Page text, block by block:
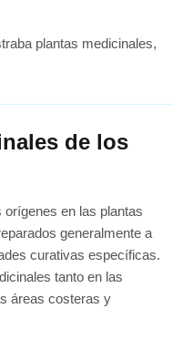
plantas medicinales,
de los
en las plantas
generalmente a
curativas específicas.
tanto en las
áreas costeras y